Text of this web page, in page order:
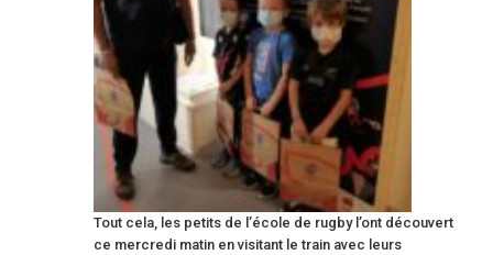
Tout cela, les petits de l’école de rugby l’ont découvert
ce mercredi matin en visitant le train avec leurs